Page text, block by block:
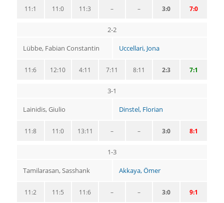
7:0
3:0
–
–
11:3
11:0
11:1
2-2
Lübbe, Fabian Constantin Uccellari, Jona
7:1
2:3
8:11
7:11
4:11
12:10
11:6
3-1
Lainidis, Giulio Dinstel, Florian
8:1
3:0
–
–
13:11
11:0
11:8
1-3
Tamilarasan, Sasshank Akkaya, Ömer
9:1
3:0
–
–
11:6
11:5
11:2